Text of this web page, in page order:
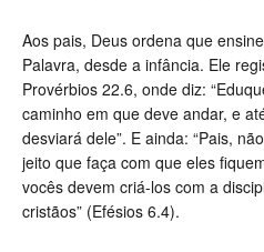
Aos pais, Deus ordena que
Palavra, desde a infância. Ele
Provérbios 22.6, onde diz:
caminho em que deve andar, e
desviará dele”. E ainda: “Pais,
jeito que faça com que eles
vocês devem criá-los com a
cristãos” (Efésios 6.4).